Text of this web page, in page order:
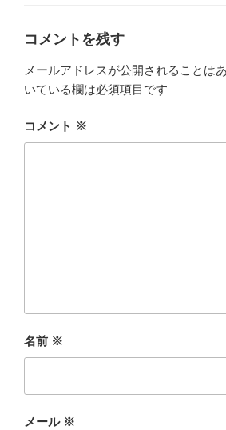
コメントを残す
メールアドレスが公開されることは
いている欄は必須項目です
コメント ※
名前 ※
メール ※